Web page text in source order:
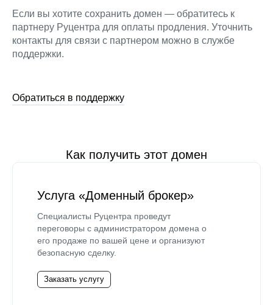
Если вы хотите сохранить домен — обратитесь к
партнеру Руцентра для оплаты продления. Уточнить
контакты для связи с партнером можно в службе
поддержки.
Обратиться в поддержку
Как получить этот домен
Услуга «Доменный брокер»
Специалисты Руцентра проведут
переговоры с администратором домена о
его продаже по вашей цене и организуют
безопасную сделку.
Заказать услугу